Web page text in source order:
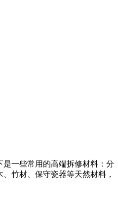
一些常用的高端拆修材料：分
竹材、保守瓷器等天然材料，